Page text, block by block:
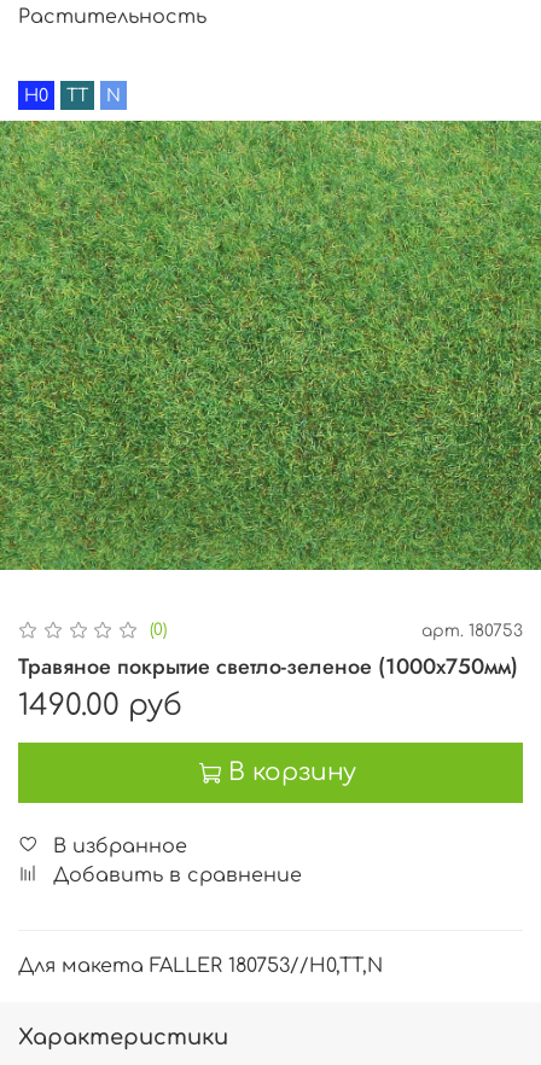
Растительность
H0 TT N
(0) арт. 180753
Травяное покрытие светло-зеленое (1000х750мм)
1490.00 руб
В корзину
В избранное
Добавить в сравнение
Для макета FALLER 180753//H0,TT,N
Характеристики